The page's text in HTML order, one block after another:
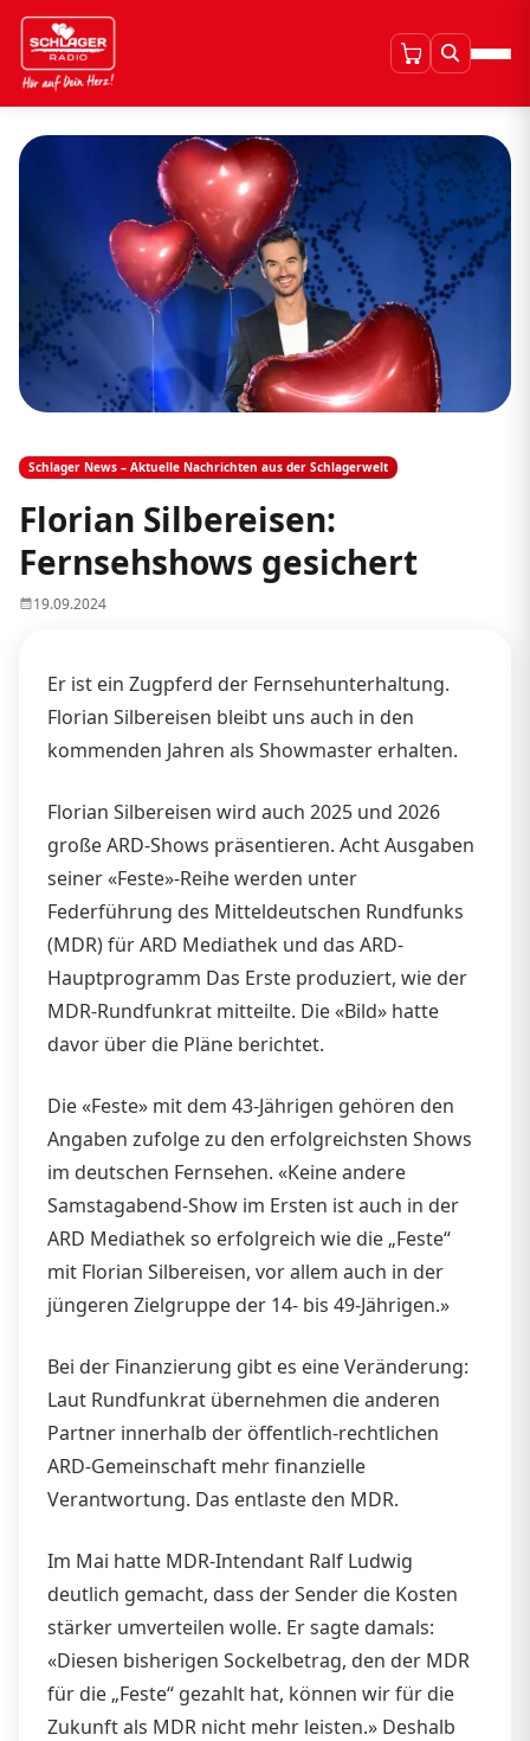
Schlager News – Aktuelle Nachrichten aus der Schlagerwelt
Florian Silbereisen:
Fernsehshows gesichert
19.09.2024
Er ist ein Zugpferd der Fernsehunterhaltung.
Florian Silbereisen bleibt uns auch in den
kommenden Jahren als Showmaster erhalten.
Florian Silbereisen wird auch 2025 und 2026
große ARD-Shows präsentieren. Acht Ausgaben
seiner «Feste»-Reihe werden unter
Federführung des Mitteldeutschen Rundfunks
(MDR) für ARD Mediathek und das ARD-
Hauptprogramm Das Erste produziert, wie der
MDR-Rundfunkrat mitteilte. Die «Bild» hatte
davor über die Pläne berichtet.
Die «Feste» mit dem 43-Jährigen gehören den
Angaben zufolge zu den erfolgreichsten Shows
im deutschen Fernsehen. «Keine andere
Samstagabend-Show im Ersten ist auch in der
ARD Mediathek so erfolgreich wie die „Feste“
mit Florian Silbereisen, vor allem auch in der
jüngeren Zielgruppe der 14- bis 49-Jährigen.»
Bei der Finanzierung gibt es eine Veränderung:
Laut Rundfunkrat übernehmen die anderen
Partner innerhalb der öffentlich-rechtlichen
ARD-Gemeinschaft mehr finanzielle
Verantwortung. Das entlaste den MDR.
Im Mai hatte MDR-Intendant Ralf Ludwig
deutlich gemacht, dass der Sender die Kosten
stärker umverteilen wolle. Er sagte damals:
«Diesen bisherigen Sockelbetrag, den der MDR
für die „Feste“ gezahlt hat, können wir für die
Zukunft als MDR nicht mehr leisten.» Deshalb